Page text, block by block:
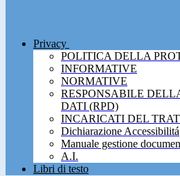
Privacy
POLITICA DELLA
INFORMATIVE
NORMATIVE
RESPONSABILE
DATI (RPD)
INCARICATI DEL
Dichiarazione Accessibilitá
Manuale gestione
A.I.
Libri di testo